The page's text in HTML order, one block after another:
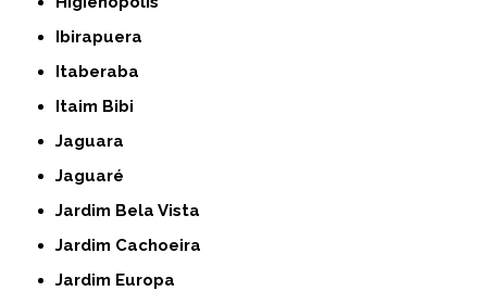
Ibirapuera
Itaberaba
Itaim Bibi
Jaguara
Jaguaré
Jardim Bela Vista
Jardim Cachoeira
Jardim Europa